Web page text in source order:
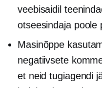
veebisaidil
otseesindaja poole
Masinõppe
negatiivsete
et neid tugiagendi